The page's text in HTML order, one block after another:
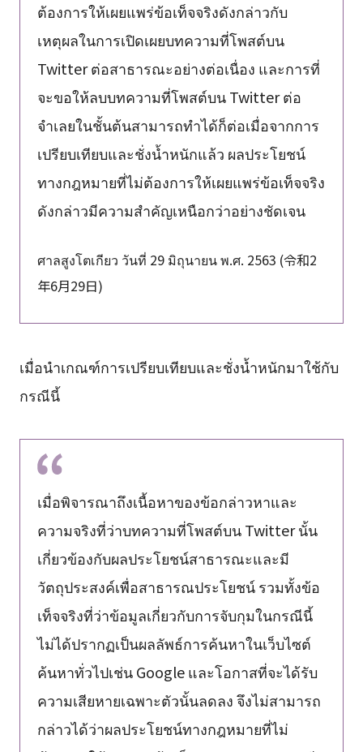
ต้องการให้เผยแพร่ข้อเท็จจริงดังกล่าวกับ
เหตุผลในการเปิดเผยบทความที่โพสต์บน
Twitter ต่อสาธารณะอย่างต่อเนื่อง และการที่
จะขอให้ลบบทความที่โพสต์บน Twitter ต่อ
จำเลยในชั้นต้นสามารถทำได้ก็ต่อเมื่อจากการ
เปรียบเทียบและชั่งน้ำหนักแล้ว ผลประโยชน์
ทางกฎหมายที่ไม่ต้องการให้เผยแพร่ข้อเท็จจริง
ดังกล่าวมีความสำคัญเหนือกว่าอย่างชัดเจน
ศาลสูงโตเกียว วันที่ 29 มิถุนายน พ.ศ. 2563 (令和2
年6月29日)
เมื่อนำเกณฑ์การเปรียบเทียบและชั่งน้ำหนักมาใช้กับ
กรณีนี้
เมื่อพิจารณาถึงเนื้อหาของข้อกล่าวหาและ
ความจริงที่ว่าบทความที่โพสต์บน Twitter นั้น
เกี่ยวข้องกับผลประโยชน์สาธารณะและมี
วัตถุประสงค์เพื่อสาธารณประโยชน์ รวมทั้งข้อ
เท็จจริงที่ว่าข้อมูลเกี่ยวกับการจับกุมในกรณีนี้
ไม่ได้ปรากฏเป็นผลลัพธ์การค้นหาในเว็บไซต์
ค้นหาทั่วไปเช่น Google และโอกาสที่จะได้รับ
ความเสียหายเฉพาะตัวนั้นลดลง จึงไม่สามารถ
กล่าวได้ว่าผลประโยชน์ทางกฎหมายที่ไม่